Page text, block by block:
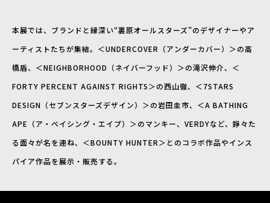
本展では、ブランドと縁深い“裏原オールスターズ”のデザイナーやア
ーティストたちが集結。＜UNDERCOVER（アンダーカバー）＞の高
橋盾、＜NEIGHBORHOOD（ネイバーフッド）＞の滝沢伸介、＜
FORTY PERCENT AGAINST RIGHTS＞の西山徹、＜7STARS
DESIGN（セブンスターズデザイン）＞の岩田圭市、＜A BATHING
APE（ア・ベイシング・エイプ）＞のマンキー、VERDYなど、錚々た
る面々が名を連ね、＜BOUNTY HUNTER＞とのコラボ作品やインス
パイア作品を展示・販売する。